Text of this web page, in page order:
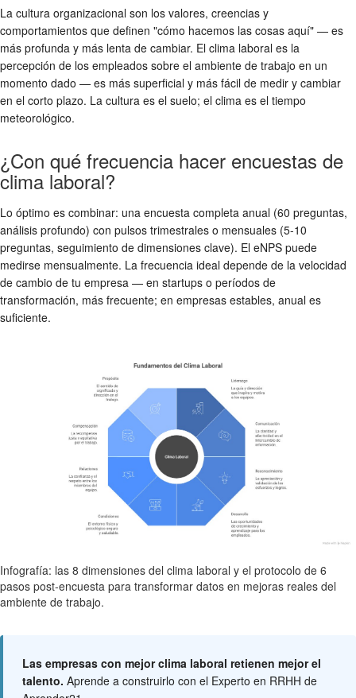
La cultura organizacional son los valores, creencias y
comportamientos que definen "cómo hacemos las cosas aquí" — es
más profunda y más lenta de cambiar. El clima laboral es la
percepción de los empleados sobre el ambiente de trabajo en un
momento dado — es más superficial y más fácil de medir y cambiar
en el corto plazo. La cultura es el suelo; el clima es el tiempo
meteorológico.
¿Con qué frecuencia hacer encuestas de
clima laboral?
Lo óptimo es combinar: una encuesta completa anual (60 preguntas,
análisis profundo) con pulsos trimestrales o mensuales (5-10
preguntas, seguimiento de dimensiones clave). El eNPS puede
medirse mensualmente. La frecuencia ideal depende de la velocidad
de cambio de tu empresa — en startups o períodos de
transformación, más frecuente; en empresas estables, anual es
suficiente.
Infografía: las 8 dimensiones del clima laboral y el protocolo de 6
pasos post-encuesta para transformar datos en mejoras reales del
ambiente de trabajo.
Las empresas con mejor clima laboral retienen mejor el
talento. Aprende a construirlo con el Experto en RRHH de